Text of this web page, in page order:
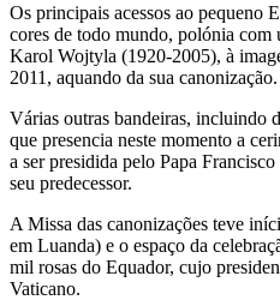
Os principais acessos ao pequeno
cores de todo mundo, polónia com
Karol Wojtyla (1920-2005), à
2011, aquando da sua canonização.
Várias outras bandeiras, incluindo
que presencia neste momento a
a ser presidida pelo Papa
seu predecessor.
A Missa das canonizações teve
em Luanda) e o espaço da
mil rosas do Equador, cujo
Vaticano.